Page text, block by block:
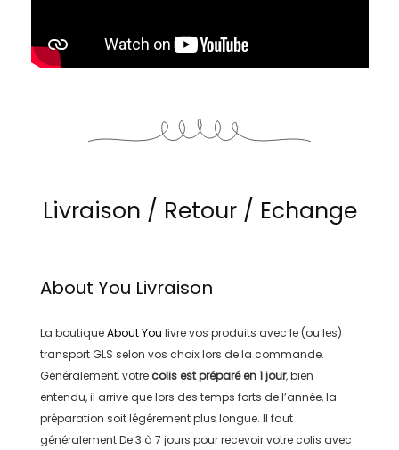
Livraison / Retour / Echange
About You Livraison
La boutiqueAbout You livre vos produits avec le (ou les)
transportGLS selon vos choix lors de la commande.
Généralement, votre colis est préparé en1 jour, bien
entendu, il arrive que lors des temps forts de l’année, la
préparation soit légérement plus longue. Il faut
généralementDe 3 à 7 jours pour recevoir votre colis avec